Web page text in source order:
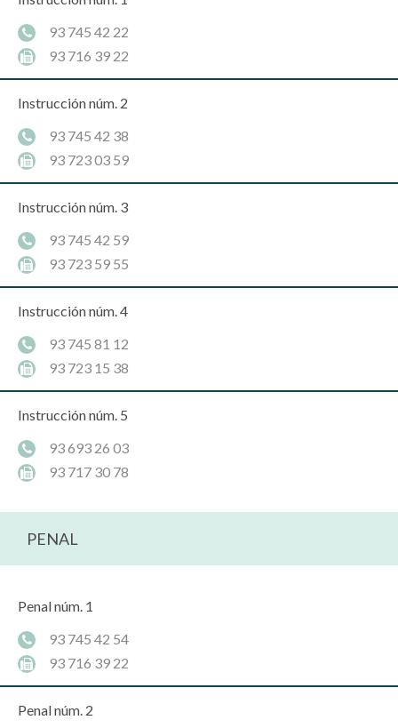
93 745 42 22
93 716 39 22
Instrucción núm. 2
93 745 42 38
93 723 03 59
Instrucción núm. 3
93 745 42 59
93 723 59 55
Instrucción núm. 4
93 745 81 12
93 723 15 38
Instrucción núm. 5
93 693 26 03
93 717 30 78
PENAL
Penal núm. 1
93 745 42 54
93 716 39 22
Penal núm. 2